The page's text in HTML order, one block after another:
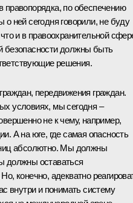
правопорядка, по обеспечению
о ней сегодня говорили, не буду
и в правоохранительной
безопасности должны быть
решения.
передвижения граждан.
условиях, мы сегодня –
не к чему, например,
А на юге, где самая опасность
абсолютно. Мы должны
должны оставаться
конечно, адекватно
внутри и понимать систему